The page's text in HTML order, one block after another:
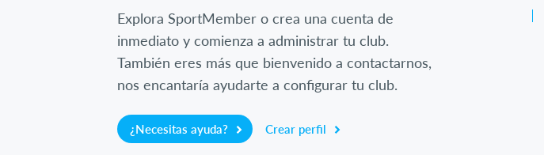
Explora SportMember o crea una cuenta de
inmediato y comienza a administrar tu club.
También eres más que bienvenido a contactarnos,
nos encantaría ayudarte a configurar tu club.
¿Necesitas ayuda? Crear perfil